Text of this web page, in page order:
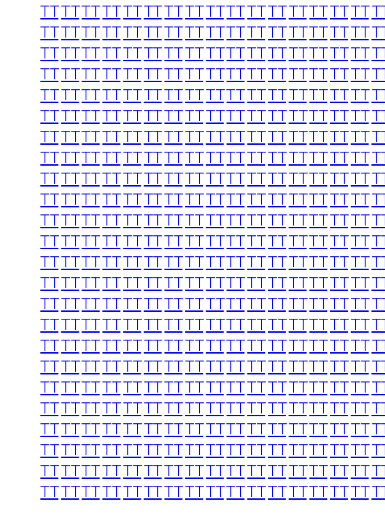
TTTTTTTTTTTTTTTTTTTTTTTTTTTTTTTT
TTTTTTTTTTTTTTTTTTTTTTTTTTTTTTTT
TTTTTTTTTTTTTTTTTTTTTTTTTTTTTTTT
TTTTTTTTTTTTTTTTTTTTTTTTTTTTTTTT
TTTTTTTTTTTTTTTTTTTTTTTTTTTTTTTT
TTTTTTTTTTTTTTTTTTTTTTTTTTTTTTTT
TTTTTTTTTTTTTTTTTTTTTTTTTTTTTTTT
TTTTTTTTTTTTTTTTTTTTTTTTTTTTTTTT
TTTTTTTTTTTTTTTTTTTTTTTTTTTTTTTT
TTTTTTTTTTTTTTTTTTTTTTTTTTTTTTTT
TTTTTTTTTTTTTTTTTTTTTTTTTTTTTTTT
TTTTTTTTTTTTTTTTTTTTTTTTTTTTTTTT
TTTTTTTTTTTTTTTTTTTTTTTTTTTTTTTT
TTTTTTTTTTTTTTTTTTTTTTTTTTTTTTTT
TTTTTTTTTTTTTTTTTTTTTTTTTTTTTTTT
TTTTTTTTTTTTTTTTTTTTTTTTTTTTTTTT
TTTTTTTTTTTTTTTTTTTTTTTTTTTTTTTT
TTTTTTTTTTTTTTTTTTTTTTTTTTTTTTTT
TTTTTTTTTTTTTTTTTTTTTTTTTTTTTTTT
TTTTTTTTTTTTTTTTTTTTTTTTTTTTTTTT
TTTTTTTTTTTTTTTTTTTTTTTTTTTTTTTT
TTTTTTTTTTTTTTTTTTTTTTTTTTTTTTTT
TTTTTTTTTTTTTTTTTTTTTTTTTTTTTTTT
TTTTTTTTTTTTTTTTTTTTTTTTTTTTTTTT